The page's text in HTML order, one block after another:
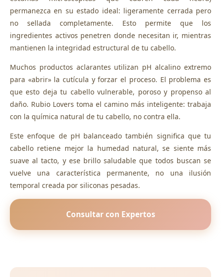
permanezca en su estado ideal: ligeramente cerrada pero
no sellada completamente. Esto permite que los
ingredientes activos penetren donde necesitan ir, mientras
mantienen la integridad estructural de tu cabello.
Muchos productos aclarantes utilizan pH alcalino extremo
para «abrir» la cutícula y forzar el proceso. El problema es
que esto deja tu cabello vulnerable, poroso y propenso al
daño. Rubio Lovers toma el camino más inteligente: trabaja
con la química natural de tu cabello, no contra ella.
Este enfoque de pH balanceado también significa que tu
cabello retiene mejor la humedad natural, se siente más
suave al tacto, y ese brillo saludable que todos buscan se
vuelve una característica permanente, no una ilusión
temporal creada por siliconas pesadas.
Consultar con Expertos